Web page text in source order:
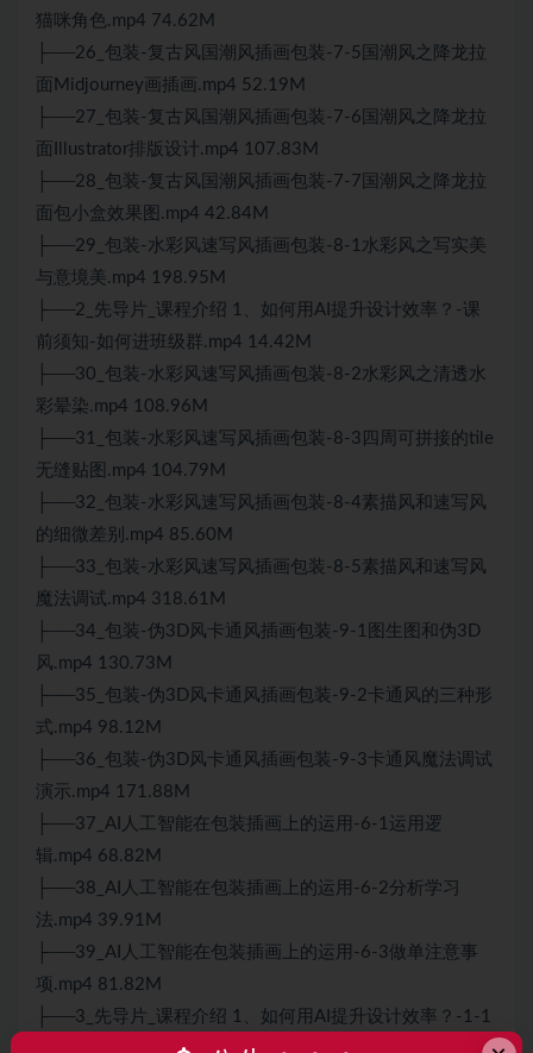
猫咪角色.mp4 74.62M
├──26_包装-复古风国潮风插画包装-7-5国潮风之降龙拉
面Midjourney画插画.mp4 52.19M
├──27_包装-复古风国潮风插画包装-7-6国潮风之降龙拉
面Illustrator排版设计.mp4 107.83M
├──28_包装-复古风国潮风插画包装-7-7国潮风之降龙拉
面包小盒效果图.mp4 42.84M
├──29_包装-水彩风速写风插画包装-8-1水彩风之写实美
与意境美.mp4 198.95M
├──2_先导片_课程介绍 1、如何用AI提升设计效率？-课
前须知-如何进班级群.mp4 14.42M
├──30_包装-水彩风速写风插画包装-8-2水彩风之清透水
彩晕染.mp4 108.96M
├──31_包装-水彩风速写风插画包装-8-3四周可拼接的tile
无缝贴图.mp4 104.79M
├──32_包装-水彩风速写风插画包装-8-4素描风和速写风
的细微差别.mp4 85.60M
├──33_包装-水彩风速写风插画包装-8-5素描风和速写风
魔法调试.mp4 318.61M
├──34_包装-伪3D风卡通风插画包装-9-1图生图和伪3D
风.mp4 130.73M
├──35_包装-伪3D风卡通风插画包装-9-2卡通风的三种形
式.mp4 98.12M
├──36_包装-伪3D风卡通风插画包装-9-3卡通风魔法调试
演示.mp4 171.88M
├──37_AI人工智能在包装插画上的运用-6-1运用逻
辑.mp4 68.82M
├──38_AI人工智能在包装插画上的运用-6-2分析学习
法.mp4 39.91M
├──39_AI人工智能在包装插画上的运用-6-3做单注意事
项.mp4 81.82M
├──3_先导片_课程介绍 1、如何用AI提升设计效率？-1-1
设计师该如何看待AI.mp4 44.93M